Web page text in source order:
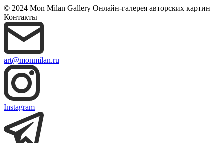
© 2024 Mon Milan Gallery Онлайн-галерея авторских картин
Контакты
art@monmilan.ru
Instagram